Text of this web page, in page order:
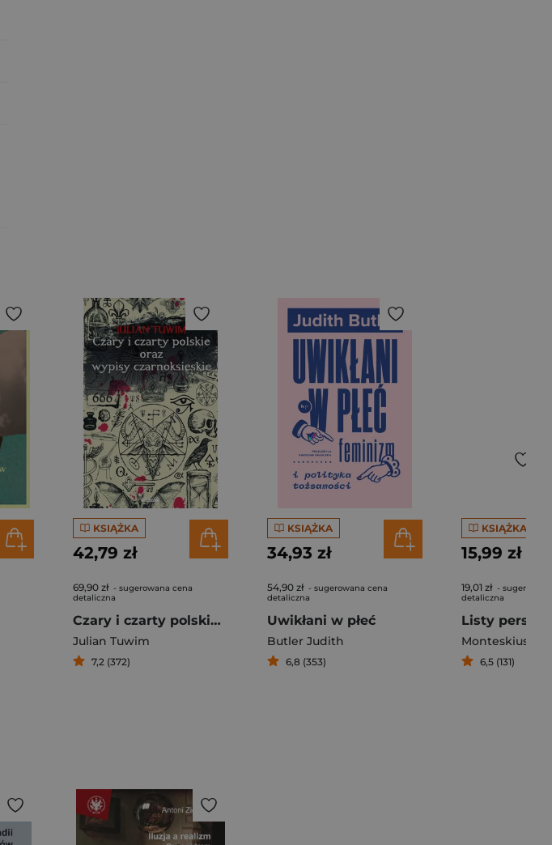
KSIĄŻKA
42,79 zł
69,90 zł - sugerowana cena
detaliczna
Czary i czarty polskie oraz wypisy czarnoksięskie
Julian Tuwim
7,2 (372)
KSIĄŻKA
34,93 zł
54,90 zł - sugerowana cena
detaliczna
Uwikłani w płeć
Butler Judith
6,8 (353)
KSIĄŻKA
15,99 zł
19,01 zł -
detaliczna
Listy perskie
Monteskiusz
6,5 (131)